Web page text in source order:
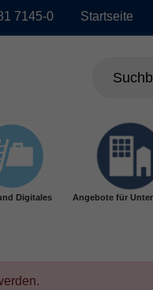
7145-0 Startseite
Digitales Angebote für